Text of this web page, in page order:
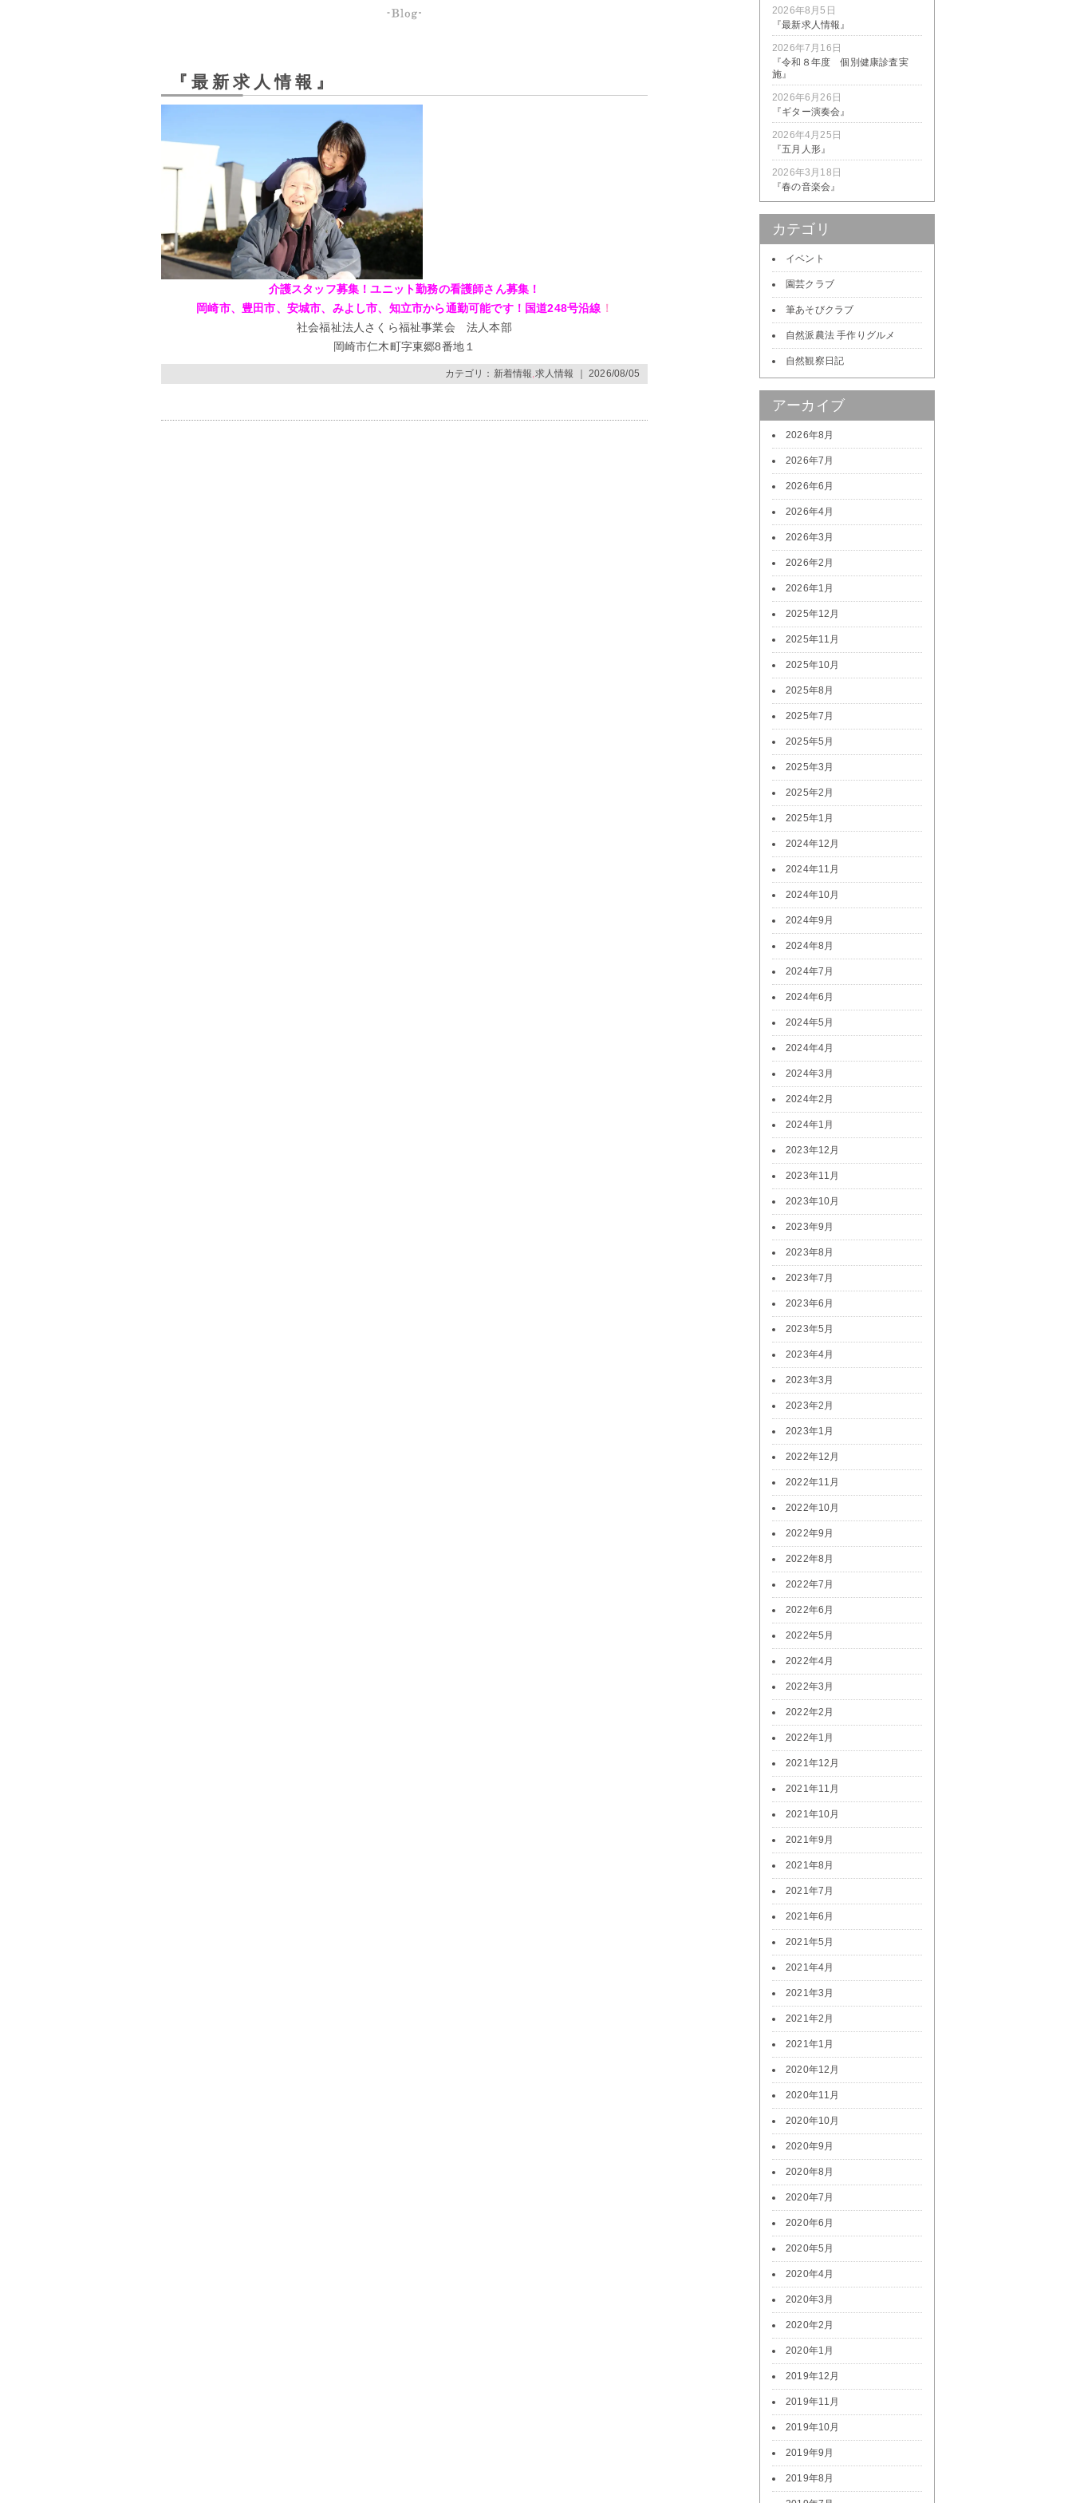
『最新求人情報』
介護スタッフ募集！ユニット勤務の看護師さん募集！
岡崎市、豊田市、安城市、みよし市、知立市から通勤可能です！国道248号沿線 ！
社会福祉法人さくら福祉事業会 法人本部
岡崎市仁木町字東郷8番地１
カテゴリ： 新着情報 求人情報 ｜ 2026/08/05
2026年8月5日
『最新求人情報』
2026年7月16日
『令和８年度 個別健康診査実
施』
2026年6月26日
『ギター演奏会』
2026年4月25日
『五月人形』
2026年3月18日
『春の音楽会』
カテゴリ
イベント
園芸クラブ
筆あそびクラブ
自然派農法 手作りグルメ
自然観察日記
アーカイブ
2026年8月
2026年7月
2026年6月
2026年4月
2026年3月
2026年2月
2026年1月
2025年12月
2025年11月
2025年10月
2025年8月
2025年7月
2025年5月
2025年3月
2025年2月
2025年1月
2024年12月
2024年11月
2024年10月
2024年9月
2024年8月
2024年7月
2024年6月
2024年5月
2024年4月
2024年3月
2024年2月
2024年1月
2023年12月
2023年11月
2023年10月
2023年9月
2023年8月
2023年7月
2023年6月
2023年5月
2023年4月
2023年3月
2023年2月
2023年1月
2022年12月
2022年11月
2022年10月
2022年9月
2022年8月
2022年7月
2022年6月
2022年5月
2022年4月
2022年3月
2022年2月
2022年1月
2021年12月
2021年11月
2021年10月
2021年9月
2021年8月
2021年7月
2021年6月
2021年5月
2021年4月
2021年3月
2021年2月
2021年1月
2020年12月
2020年11月
2020年10月
2020年9月
2020年8月
2020年7月
2020年6月
2020年5月
2020年4月
2020年3月
2020年2月
2020年1月
2019年12月
2019年11月
2019年10月
2019年9月
2019年8月